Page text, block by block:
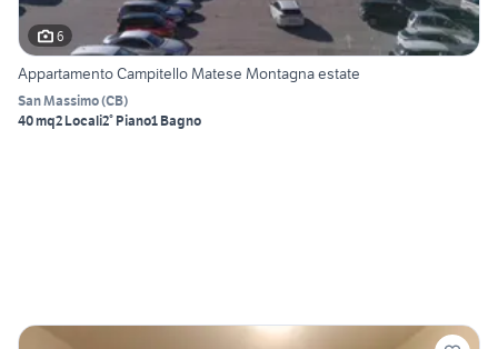
6
Appartamento Campitello Matese Montagna estate
San Massimo(CB)
40 mq2 Locali2° Piano1 Bagno